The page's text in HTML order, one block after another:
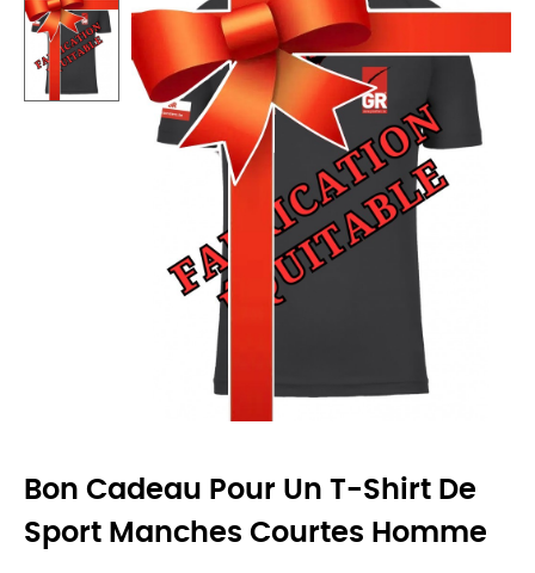
Bon Cadeau Pour Un T-Shirt De
Sport Manches Courtes Homme